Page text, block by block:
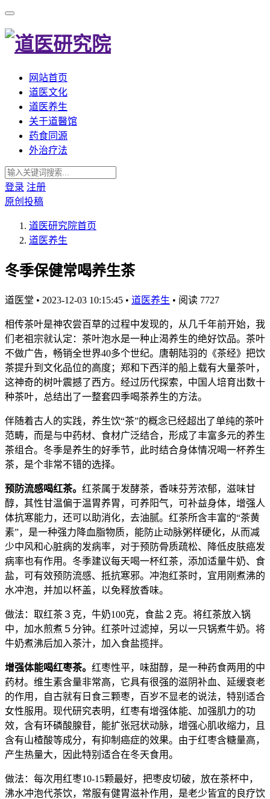
网站首页
道医文化
道医养生
关于道醫馆
药食同源
外治疗法
登录 注册
原创投稿
道医研究院首页
道医养生
冬季保健常喝养生茶
道医堂 • 2023-12-03 10:15:45 • 道医养生 • 阅读 7727
相传茶叶是神农尝百草的过程中发现的，从几千年前开始，我
们老祖宗就认定：茶叶泡水是一种止渴养生的绝好饮品。茶叶
不做广告，畅销全世界40多个世纪。唐朝陆羽的《茶经》把饮
茶提升到文化品位的高度；郑和下西洋的船上载有大量茶叶，
这神奇的树叶震撼了西方。经过历代探索，中国人培育出数十
种茶叶，总结出了一整套四季喝茶养生的方法。
伴随着古人的实践，养生饮“茶”的概念已经超出了单纯的茶叶
范畴，而是与中药材、食材广泛结合，形成了丰富多元的养生
茶组合。冬季是养生的好季节，此时结合身体情况喝一杯养生
茶，是个非常不错的选择。
预防流感喝红茶。 红茶属于发酵茶，香味芬芳浓郁，滋味甘
醇，其性甘温偏于温胃养胃，可养阳气，可补益身体，增强人
体抗寒能力，还可以助消化，去油腻。红茶所含丰富的“茶黄
素”，是一种强力降血脂物质，能防止动脉粥样硬化，从而减
少中风和心脏病的发病率，对于预防骨质疏松、降低皮肤癌发
病率也有作用。冬季建议每天喝一杯红茶，添加适量牛奶、食
盐，可有效预防流感、抵抗寒邪。冲泡红茶时，宜用刚煮沸的
水冲泡，并加以杯盖，以免释放香味。
做法：取红茶３克，牛奶100克，食盐２克。将红茶放入锅
中，加水煎煮５分钟。红茶叶过滤掉，另以一只锅煮牛奶。将
牛奶煮沸后加入茶汁，加入食盐揽拌。
增强体能喝红枣茶。 红枣性平，味甜醇，是一种药食两用的中
药材。维生素含量非常高，它具有很强的滋阴补血、延缓衰老
的作用，自古就有日食三颗枣，百岁不显老的说法，特别适合
女性服用。现代研究表明，红枣有增强体能、加强肌力的功
效，含有环磷酸腺苷，能扩张冠状动脉，增强心肌收缩力，且
含有山楂酸等成分，有抑制癌症的效果。由于红枣含糖量高，
产生热量大，因此特别适合在冬天食用。
做法：每次用红枣10-15颗最好，把枣皮切破，放在茶杯中，
沸水冲泡代茶饮，常服有健胃滋补作用，是老少皆宜的良疗饮